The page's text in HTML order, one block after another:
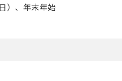
）、年末年始